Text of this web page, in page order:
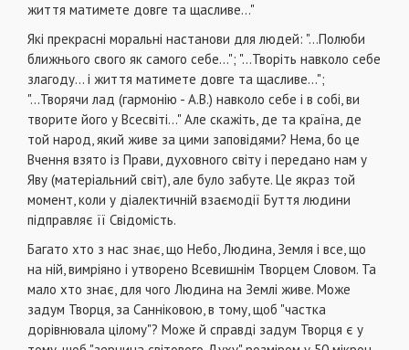
життя матимете довге та щасливе..."
Які прекрасні моральні настанови для людей: "...Полюби
ближнього свого як самого себе..."; "...Творіть навколо себе
злагоду... і життя матимете довге та щасливе...";
"...Творячи лад (гармонію - А.В.) навколо себе і в собі, ви
творите його у Всесвіті..." Але скажіть, де та країна, де
той народ, який живе за цими заповідями? Нема, бо це
Вчення взято із Прави, духовного світу і передано нам у
Яву (матеріальний світ), але було забуте. Це якраз той
момент, коли у діалектичній взаємодії Буття людини
підправляє її Свідомість.
Багато хто з нас знає, що Небо, Людина, Земля і все, що
на ній, вимріяно і утворено Всевишнім Творцем Словом. Та
мало хто знає, для чого Людина на Землі живе. Може
задум Творця, за Санніковою, в тому, щоб "частка
дорівнювала цілому"? Може й справді задум Творця є у